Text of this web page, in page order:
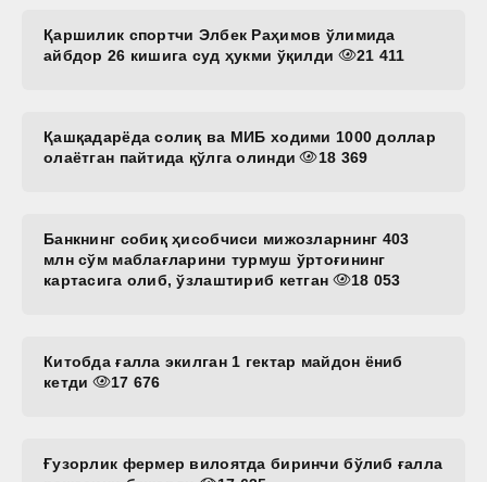
Қаршилик спортчи Элбек Раҳимов ўлимида
айбдор 26 кишига суд ҳукми ўқилди
21 411
Қашқадарёда солиқ ва МИБ ходими 1000 доллар
олаётган пайтида қўлга олинди
18 369
Банкнинг собиқ ҳисобчиси мижозларнинг 403
млн сўм маблағларини турмуш ўртоғининг
картасига олиб, ўзлаштириб кетган
18 053
Китобда ғалла экилган 1 гектар майдон ёниб
кетди
17 676
Ғузорлик фермер вилоятда биринчи бўлиб ғалла